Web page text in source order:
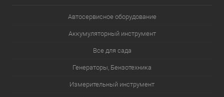
Автосервисное оборудование
Аккумуляторный инструмент
Все для сада
Генераторы, Бензотехника
Измерительный инструмент